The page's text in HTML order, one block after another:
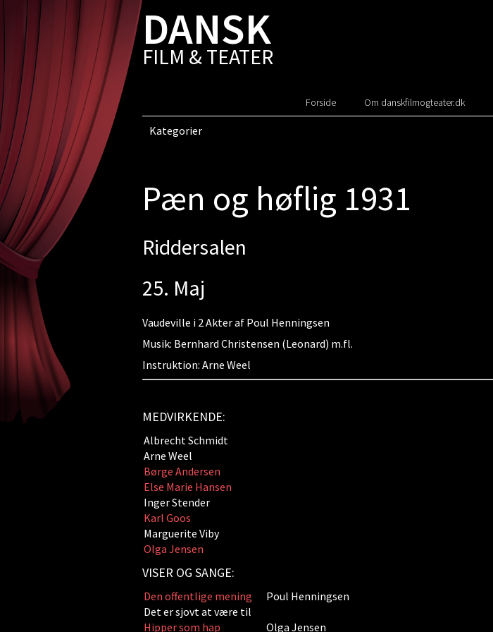
DANSK
FILM & TEATER
Forside Om danskfilmogteater.dk
Kategorier
Pæn og høflig 1931
Riddersalen
25. Maj
Vaudeville i 2 Akter af Poul Henningsen
Musik: Bernhard Christensen (Leonard) m.fl.
Instruktion: Arne Weel
MEDVIRKENDE:
Albrecht Schmidt
Arne Weel
Børge Andersen
Else Marie Hansen
Inger Stender
Karl Goos
Marguerite Viby
Olga Jensen
VISER OG SANGE:
Den offentlige mening
Poul Henningsen
Det er sjovt at være til
Hipper som hap
Olga Jensen